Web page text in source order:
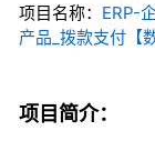
项目名称： ERP-
产品_拨款支付【
项目简介：